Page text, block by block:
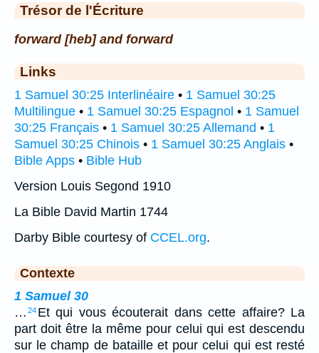
Trésor de l'Écriture
forward [heb] and forward
Links
1 Samuel 30:25 Interlinéaire • 1 Samuel 30:25
Multilingue • 1 Samuel 30:25 Espagnol • 1 Samuel
30:25 Français • 1 Samuel 30:25 Allemand • 1
Samuel 30:25 Chinois • 1 Samuel 30:25 Anglais •
Bible Apps • Bible Hub
Version Louis Segond 1910
La Bible David Martin 1744
Darby Bible courtesy of CCEL.org.
Contexte
1 Samuel 30
… 24 Et qui vous écouterait dans cette affaire? La
part doit être la même pour celui qui est descendu
sur le champ de bataille et pour celui qui est resté